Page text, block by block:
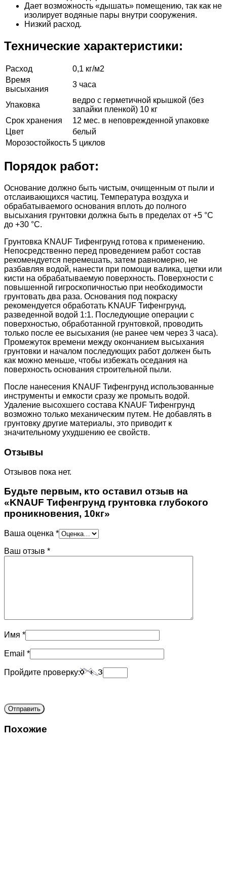
Дает возможность «дышать» помещению, так как не
изолирует водяные пары внутри сооружения.
Низкий расход.
Технические характеристики:
Расход
0,1 кг/м2
Время
высыхания
3 часа
Упаковка
ведро с герметичной крышкой (без
запайки пленкой) 10 кг
Срок хранения
12 мес. в неповрежденной упаковке
Цвет
белый
Морозостойкость 5 циклов
Порядок работ:
Основание должно быть чистым, очищенным от пыли и
отслаивающихся частиц. Температура воздуха и
обрабатываемого основания вплоть до полного
высыхания грунтовки должна быть в пределах от +5 °C
до +30 °С.
Грунтовка KNAUF Тифенгрунд готова к применению.
Непосредственно перед проведением работ состав
рекомендуется перемешать, затем равномерно, не
разбавляя водой, нанести при помощи валика, щетки или
кисти на обрабатываемую поверхность. Поверхности с
повышенной гигроскопичностью при необходимости
грунтовать два раза. Основания под покраску
рекомендуется обработать KNAUF Тифенгрунд,
разведенной водой 1:1. Последующие операции с
поверхностью, обработанной грунтовкой, проводить
только после ее высыхания (не ранее чем через 3 часа).
Промежуток времени между окончанием высыхания
грунтовки и началом последующих работ должен быть
как можно меньше, чтобы избежать оседания на
поверхность основания строительной пыли.
После нанесения KNAUF Тифенгрунд использованные
инструменты и емкости сразу же промыть водой.
Удаление высохшего состава KNAUF Тифенгрунд
возможно только механическим путем. Не добавлять в
грунтовку другие материалы, это приводит к
значительному ухудшению ее свойств.
Отзывы
Отзывов пока нет.
Будьте первым, кто оставил отзыв на
«KNAUF Тифенгрунд грунтовка глубокого
проникновения, 10кг»
Ваша оценка *
Ваш отзыв *
Имя *
Email *
Пройдите проверку:
Похожие